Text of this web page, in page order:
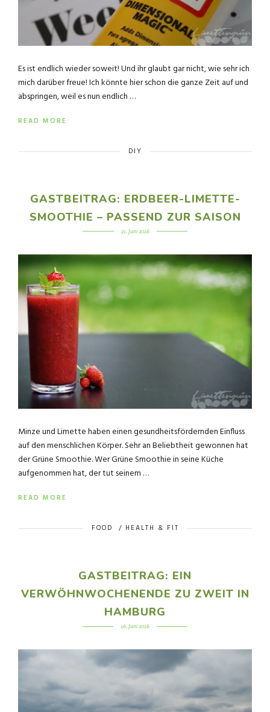
Es ist endlich wieder soweit! Und ihr glaubt gar nicht, wie sehr ich
mich darüber freue! Ich könnte hier schon die ganze Zeit auf und
abspringen, weil es nun endlich …
READ MORE
DIY
GASTBEITRAG: ERDBEER-LIMETTE-
SMOOTHIE – PASSEND ZUR SAISON
21. Juni 2016
Minze und Limette haben einen gesundheitsfördernden Einfluss
auf den menschlichen Körper. Sehr an Beliebtheit gewonnen hat
der Grüne Smoothie. Wer Grüne Smoothie in seine Küche
aufgenommen hat, der tut seinem …
READ MORE
FOOD / HEALTH & FIT
GASTBEITRAG: EIN
VERWÖHNWOCHENENDE ZU ZWEIT IN
HAMBURG
16. Juni 2016